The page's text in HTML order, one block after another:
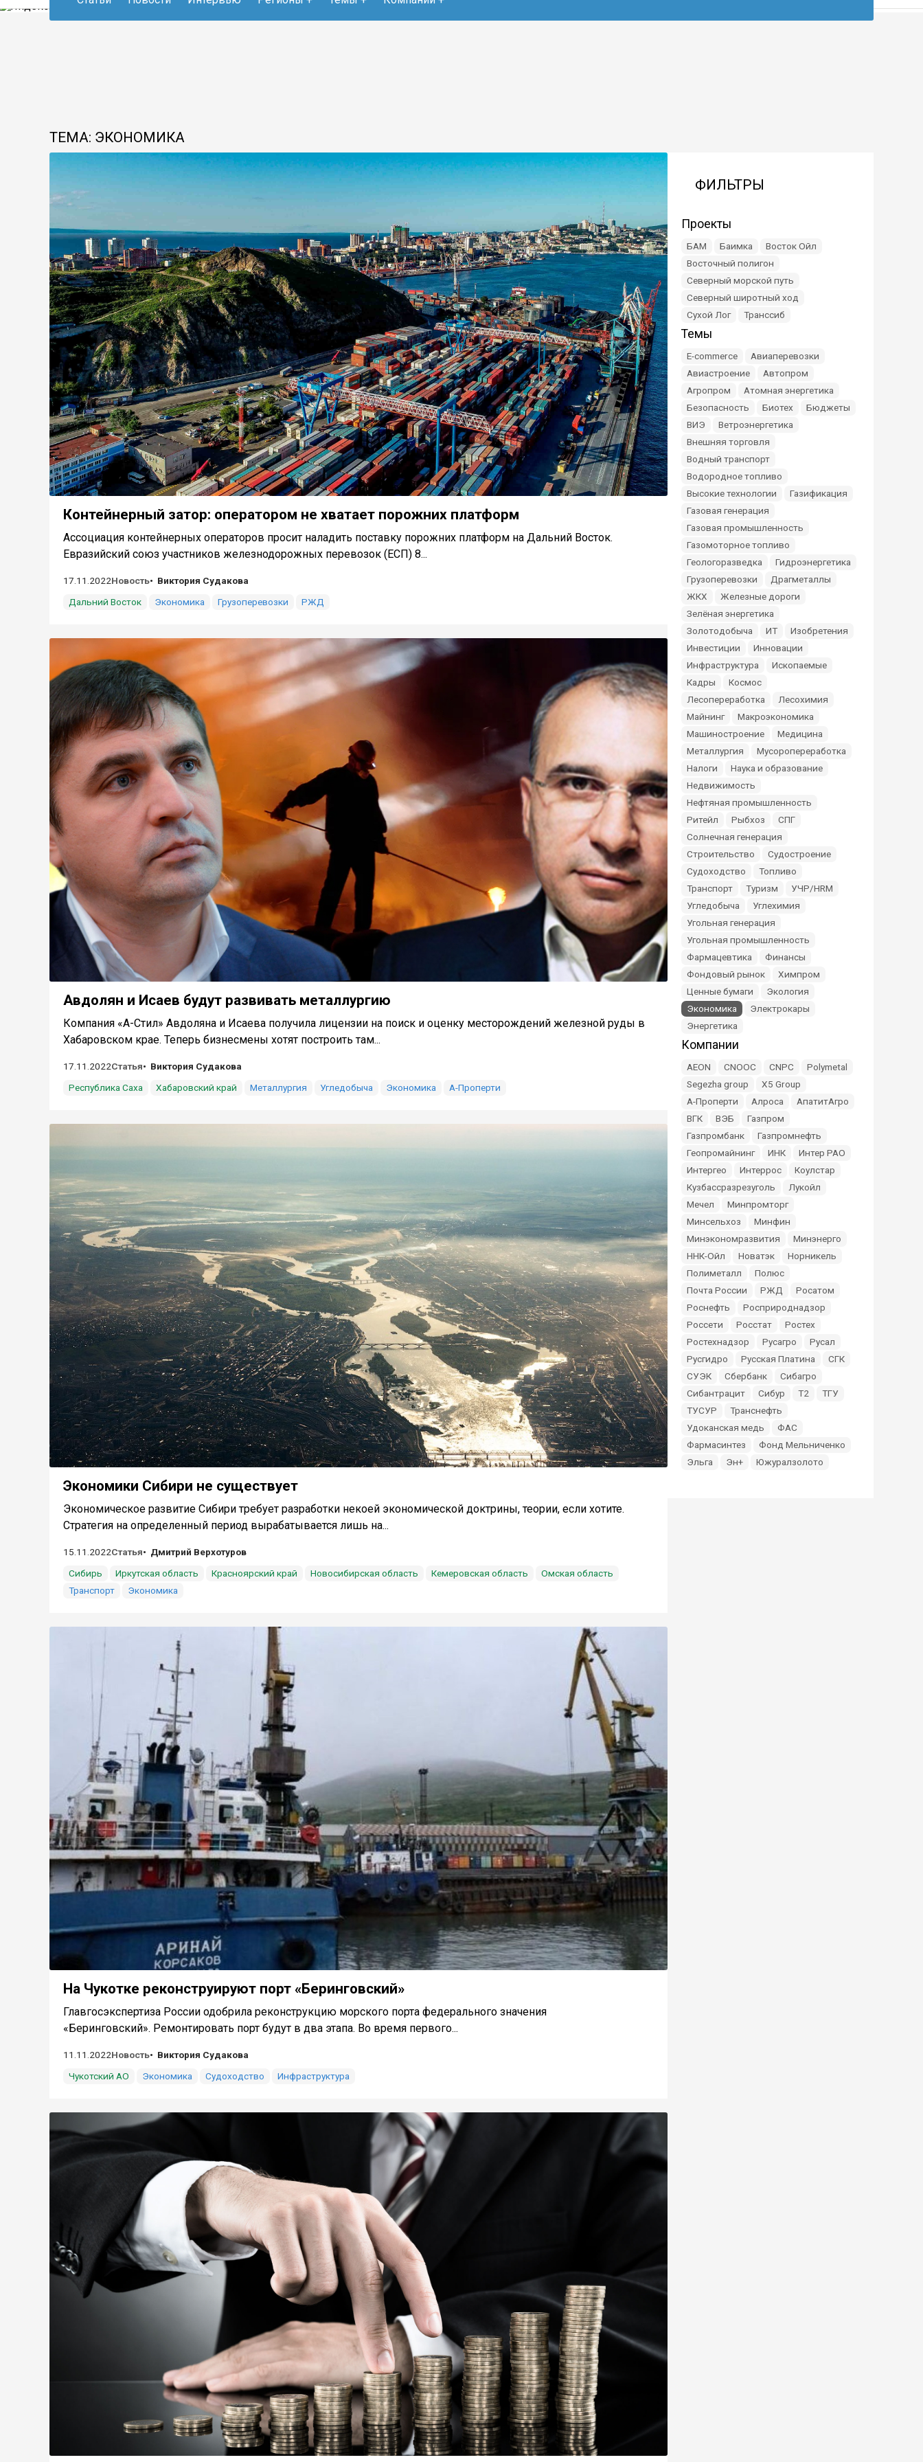
ТЕМА: ЭКОНОМИКА
Контейнерный затор: оператором не хватает порожних платформ
Ассоциация контейнерных операторов просит наладить поставку порожних платформ на Дальний Восток.
Евразийский союз участников железнодорожных перевозок (ЕСП) 8...
17.11.2022Новость
Виктория Судакова
Дальний Восток
Экономика Грузоперевозки РЖД
Авдолян и Исаев будут развивать металлургию
Компания «А-Стил» Авдоляна и Исаева получила лицензии на поиск и оценку месторождений железной руды в
Хабаровском крае. Теперь бизнесмены хотят построить там...
17.11.2022Статья
Виктория Судакова
Республика Саха
Хабаровский край Металлургия Угледобыча Экономика А-Проперти
Экономики Сибири не существует
Экономическое развитие Сибири требует разработки некоей экономической доктрины, теории, если хотите.
Стратегия на определенный период вырабатывается лишь на...
15.11.2022Статья
Дмитрий Верхотуров
Сибирь
Иркутская область Красноярский край Новосибирская область Кемеровская область
Омская область
Транспорт
Экономика
На Чукотке реконструируют порт «Беринговский»
Главгосэкспертиза России одобрила реконструкцию морского порта федерального значения
«Беринговский». Ремонтировать порт будут в два этапа. Во время первого...
11.11.2022Новость
Виктория Судакова
Чукотский АО
Экономика Судоходство Инфраструктура
ФИЛЬТРЫ
Проекты
БАМ Баимка
Восток Ойл
Восточный полигон
Северный морской путь
Северный широтный ход
Сухой Лог
Транссиб
Темы
E-commerce
Авиаперевозки
Авиастроение
Автопром
Агропром
Атомная энергетика
Безопасность
Биотех
Бюджеты
ВИЭ
Ветроэнергетика
Внешняя торговля
Водный транспорт
Водородное топливо
Высокие технологии
Газификация
Газовая генерация
Газовая промышленность
Газомоторное топливо
Геологоразведка
Гидроэнергетика
Грузоперевозки
Драгметаллы
ЖКХ
Железные дороги
Зелёная энергетика
Золотодобыча
ИТ
Изобретения
Инвестиции
Инновации
Инфраструктура
Ископаемые
Кадры
Космос
Лесопереработка
Лесохимия
Майнинг
Макроэкономика
Машиностроение
Медицина
Металлургия
Мусоропереработка
Налоги
Наука и образование
Недвижимость
Нефтяная промышленность
Ритейл
Рыбхоз
СПГ
Солнечная генерация
Строительство
Судостроение
Судоходство
Топливо
Транспорт
Туризм
УЧР/HRM
Угледобыча
Углехимия
Угольная генерация
Угольная промышленность
Фармацевтика
Финансы
Фондовый рынок
Химпром
Ценные бумаги
Экология
Экономика
Электрокары
Энергетика
Компании
AEON CNOOC CNPC
Polymetal
Segezha group
X5 Group
А-Проперти
Алроса
АпатитАгро
ВГК
ВЭБ
Газпром
Газпромбанк
Газпромнефть
Геопромайнинг
ИНК
Интер РАО
Интергео
Интеррос
Коулстар
Кузбассразрезуголь
Лукойл
Мечел
Минпромторг
Минсельхоз
Минфин
Минэкономразвития
Минэнерго
ННК-Ойл
Новатэк
Норникель
Полиметалл
Полюс
Почта России
РЖД
Росатом
Роснефть
Росприроднадзор
Россети
Росстат
Ростех
Ростехнадзор
Русагро
Русал
Русгидро
Русская Платина
СГК
СУЭК
Сбербанк
Сибагро
Сибантрацит
Сибур Т2
ТГУ
ТУСУР
Транснефть
Удоканская медь
ФАС
Фармасинтез
Фонд Мельниченко
Эльга
Эн+ Южуралзолото